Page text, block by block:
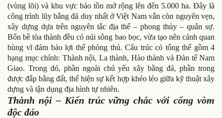
(vùng lõi) và khu vực bảo tồn mở rộng lên đến 5.000 ha. Đây là
công trình lũy bằng đá duy nhất ở Việt Nam vẫn còn nguyên vẹn,
xây dựng dựa trên nguyên tắc địa thế – phong thủy – quân sự.
Bốn bề tòa thành đều có núi sông bao bọc, vừa tạo nên cảnh quan
hùng vĩ đảm bảo lợi thế phòng thủ. Cấu trúc có tổng thể gồm 4
hạng mục chính: Thành nội, La thành, Hào thành và Đàn tế Nam
Giao. Trong đó, phần ngoài chủ yếu xây bằng đá, phần trong
được đắp bằng đất, thể hiện sự kết hợp khéo léo giữa kỹ thuật xây
dựng và tận dụng địa hình tự nhiên.
Thành nội – Kiến trúc vững chắc với cổng vòm
độc đáo